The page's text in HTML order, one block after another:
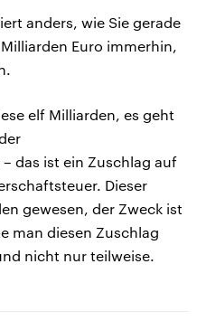
anders, wie Sie gerade
Euro immerhin,
elf Milliarden, es geht
das ist ein Zuschlag auf
Dieser
gewesen, der Zweck ist
man diesen Zuschlag
nicht nur teilweise.